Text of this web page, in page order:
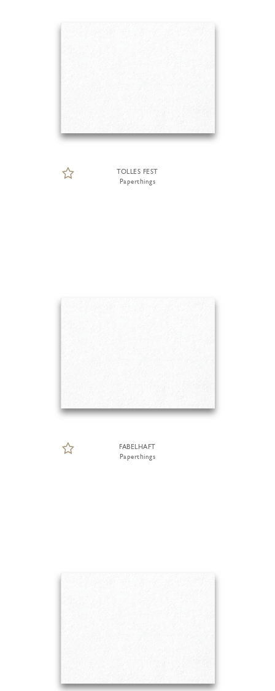
TOLLES FEST
Paperthings
FABELHAFT
Paperthings